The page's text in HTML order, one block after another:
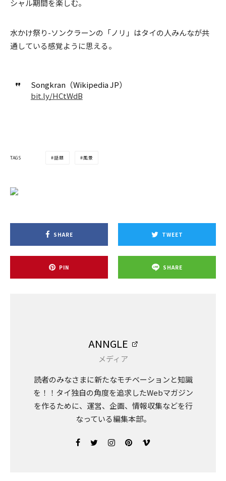
シャル期間を楽しむ。
水かけ祭り-ソンクラーンの「ノリ」はタイの人みんなが共
通している感覚ように思える。
Songkran（Wikipedia JP）
bit.ly/HCtWdB
TAGS 話題 風景
SHARE TWEET
PIN SHARE
ANNGLE
メディア
読者のみなさまに新たなモチベーションと知識
を！！タイ独自の角度を追求したWebマガジン
を作るために、運営、企画、情報収集などを行
なっている編集本部。